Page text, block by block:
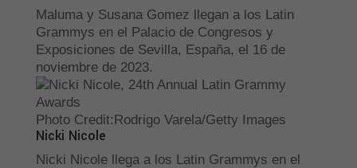
Maluma y Susana Gomez llegan a los Latin
Grammys en el Palacio de Congresos y
Exposiciones de Sevilla, España, el 16 de
noviembre de 2023.
Photo Credit:Rodrigo Varela/Getty Images
Nicki Nicole
Nicki Nicole llega a los Latin Grammys en el